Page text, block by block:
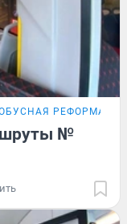
РЕФОРМА
№